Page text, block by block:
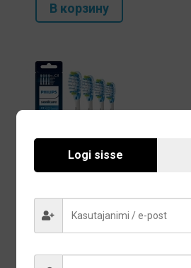
В корзину
электрической зубной
щетки Philips Sonicare
Plaque Defence C3 (4шт,
Logi sisse